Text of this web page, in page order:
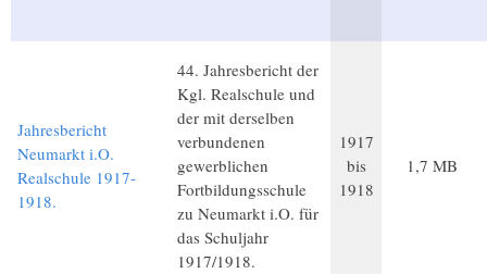
Jahresbericht
Neumarkt i.O.
Realschule 1917-
1918.
44. Jahresbericht der
Kgl. Realschule und
der mit derselben
verbundenen
gewerblichen
Fortbildungsschule
zu Neumarkt i.O. für
das Schuljahr
1917/1918.
1917
bis
1918
1,7 MB